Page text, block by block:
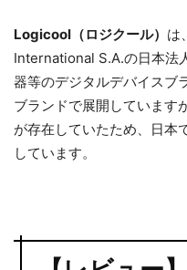
Logicool（ロジクール） は
International S.A.の日本法
器等のデジタルデバイスブ
ブランドで展開しています
が存在していたため、日本
しています。